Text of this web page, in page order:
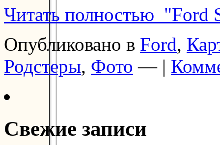
Читать полностью "Ford
Опубликовано в Ford,
Родстеры, Фото — |
Свежие записи